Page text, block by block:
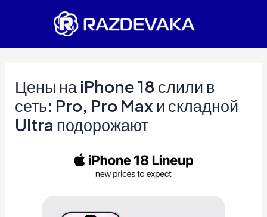
Цены на iPhone 18 слили в
сеть: Pro, Pro Max и складной
Ultra подорожают